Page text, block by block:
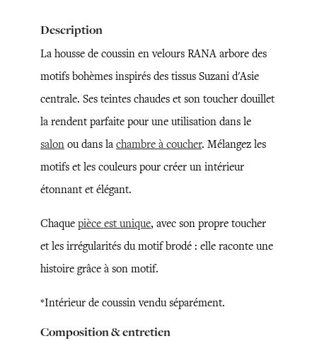
Description
La housse de coussin en velours RANA arbore des
motifs bohèmes inspirés des tissus Suzani d'Asie
centrale. Ses teintes chaudes et son toucher douillet
la rendent parfaite pour une utilisation dans le
salon ou dans la chambre à coucher. Mélangez les
motifs et les couleurs pour créer un intérieur
étonnant et élégant.
Chaque pièce est unique, avec son propre toucher
et les irrégularités du motif brodé : elle raconte une
histoire grâce à son motif.
*Intérieur de coussin vendu séparément.
Composition & entretien